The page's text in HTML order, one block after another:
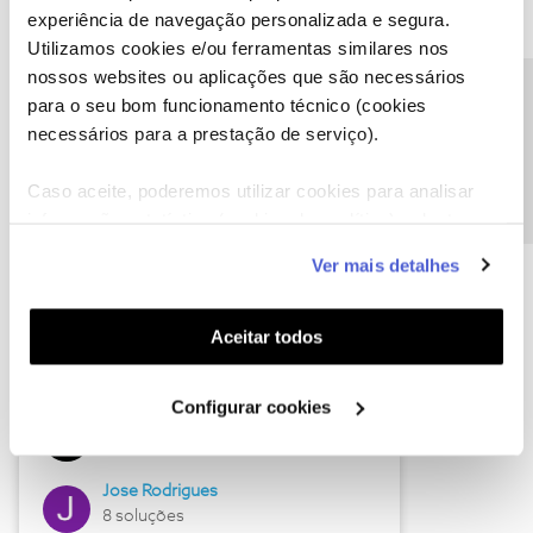
experiência de navegação personalizada e segura.
Utilizamos cookies e/ou ferramentas similares nos
nossos websites ou aplicações que são necessários
para o seu bom funcionamento técnico (cookies
necessários para a prestação de serviço).
Caso aceite, poderemos utilizar cookies para analisar
funcionalidades (cookies de personalização e
funcionalidade) e adaptar anúncios aos seus interesses
(cookies de publicidade personalizada). Pode gerir a
utilização dos cookies clicando em "Configurar
Ver mais detalhes
Aceitar todos
Configurar cookies
Descubra as novidades de junho
Hall of Fame de junho
Jose Rodrigues
8 soluções